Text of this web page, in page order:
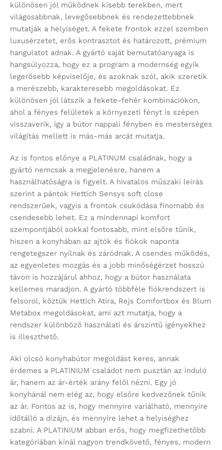
különösen jól működnek kisebb terekben, mert
világosabbnak, levegősebbnek és rendezettebbnek
mutatják a helyiséget. A fekete frontok ezzel szemben
luxusérzetet, erős kontrasztot és határozott, prémium
hangulatot adnak. A gyártó saját bemutatóanyaga is
hangsúlyozza, hogy ez a program a modernség egyik
legerősebb képviselője, és azoknak szól, akik szeretik
a merészebb, karakteresebb megoldásokat. Ez
különösen jól látszik a fekete-fehér kombinációkon,
ahol a fényes felületek a környezeti fényt is szépen
visszaverik, így a bútor nappali fényben és mesterséges
világítás mellett is más-más arcát mutatja.
Az is fontos előnye a PLATINUM családnak, hogy a
gyártó nemcsak a megjelenésre, hanem a
használhatóságra is figyelt. A hivatalos műszaki leírás
szerint a pántok Hettich Sensys soft close
rendszerűek, vagyis a frontok csukódása finomabb és
csendesebb lehet. Ez a mindennapi komfort
szempontjából sokkal fontosabb, mint elsőre tűnik,
hiszen a konyhában az ajtók és fiókok naponta
rengetegszer nyílnak és záródnak. A csendes működés,
az egyenletes mozgás és a jobb minőségérzet hosszú
távon is hozzájárul ahhoz, hogy a bútor használata
kellemes maradjon. A gyártó többféle fiókrendszert is
felsorol, köztük Hettich Atira, Rejs Comfortbox és Blum
Metabox megoldásokat, ami azt mutatja, hogy a
rendszer különböző használati és árszintű igényekhez
is illeszthető.
Aki olcsó konyhabútor megoldást keres, annak
érdemes a PLATINIUM családot nem pusztán az induló
ár, hanem az ár-érték arány felől nézni. Egy jó
konyhánál nem elég az, hogy elsőre kedvezőnek tűnik
az ár. Fontos az is, hogy mennyire variálható, mennyire
időtálló a dizájn, és mennyire lehet a helyiséghez
szabni. A PLATINIUM abban erős, hogy megfizethetőbb
kategóriában kínál nagyon trendkövető, fényes, modern